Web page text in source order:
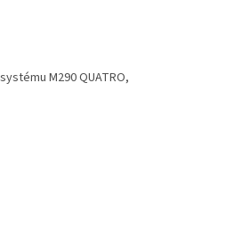
M290 QUATRO,